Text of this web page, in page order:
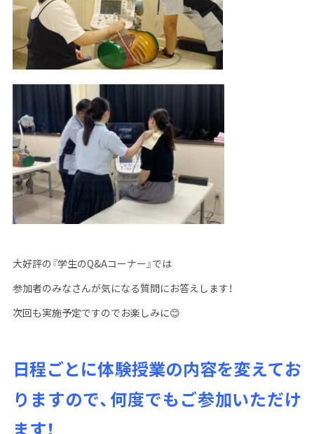
大好評の『学生のQ&Aコーナー』では
参加者のみなさんが気になる質問にお答えします！
次回も実施予定ですのでお楽しみに😊
日程ごとに体験授業の内容を変えてお
りますので、何度でもご参加いただけ
ます！